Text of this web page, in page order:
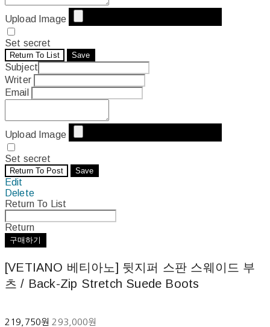
Upload Image
Set secret
Return To List Save
Subject
Writer
Email
Upload Image
Set secret
Return To Post Save
Edit
Delete
Return To List
Return
구매하기
[VETIANO 베티아노] 뒷지퍼 스판 스웨이드 부
츠 / Back-Zip Stretch Suede Boots
219,750원 293,000원